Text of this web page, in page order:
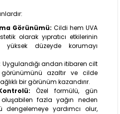
Görünümü: Cildi hem UVA
olarak yıpratıcı etkilerinin
düzeyde korumayı
Uygulandığı andan itibaren cilt
azaltır ve cilde
bir görünüm kazandırır.
Özel formülü, gün
fazla yağın neden
yardımcı olur,